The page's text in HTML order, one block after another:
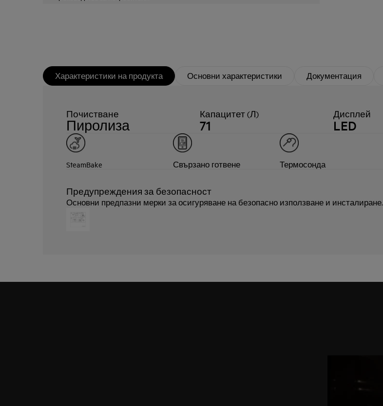
Характеристики на продукта Основни характеристики Документация
Почистване
Пиролиза
Капацитет (Л)
71
Дисплей
LED
SteamBake Свързано готвене Термосонда
Предупреждения за безопасност
Основни предпазни мерки за осигуряване на безопасно използване и инсталиране.